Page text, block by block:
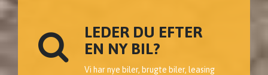
LEDER DU EFTER
EN NY BIL?
Vi har nye biler, brugte biler, leasing